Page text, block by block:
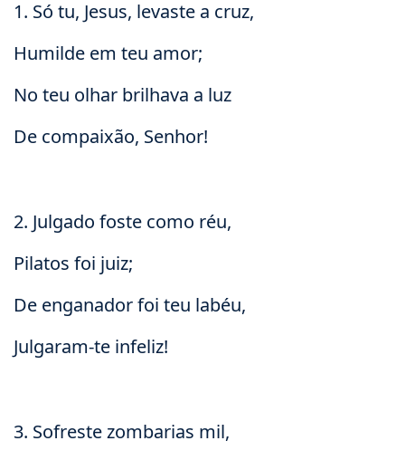
1. Só tu, Jesus, levaste a cruz,
Humilde em teu amor;
No teu olhar brilhava a luz
De compaixão, Senhor!
2. Julgado foste como réu,
Pilatos foi juiz;
De enganador foi teu labéu,
Julgaram-te infeliz!
3. Sofreste zombarias mil,